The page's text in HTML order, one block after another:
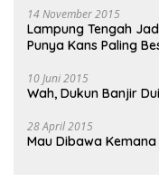
14 November 2015
Lampung Tengah
Punya Kans Paling
10 Juni 2015
Wah, Dukun Banjir
28 April 2015
Mau Dibawa